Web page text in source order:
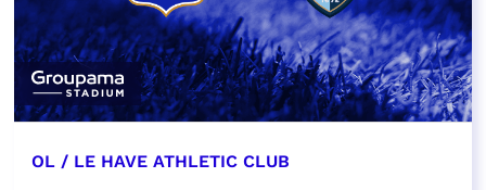
OL / LE HAVE ATHLETIC CLUB